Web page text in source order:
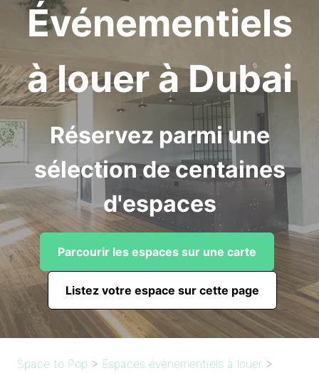
Événementiels
à louer à Dubai
Réservez parmi une
sélection de centaines
d'espaces
Parcourir les espaces sur une carte
Listez votre espace sur cette page
Space to Pop > Espaces événementiels à louer >